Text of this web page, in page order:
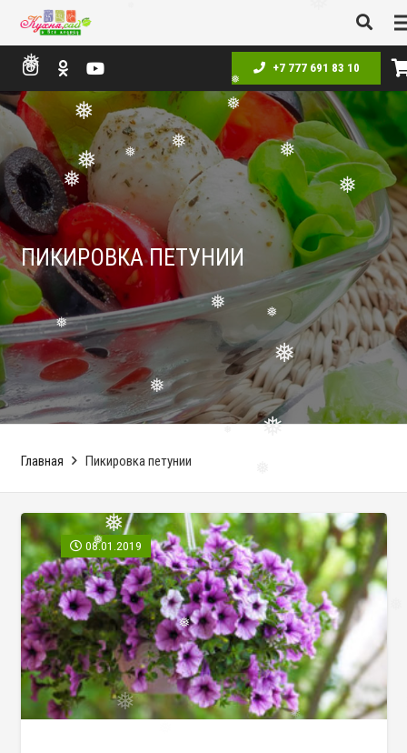
❅
❅
❅
❅
❅
❅
❅
❅
❅
❅
❅
❅
❅ ❅
❅
❅
❅
+7 777 691 83 10
ПИКИРОВКА ПЕТУНИИ
Главная Пикировка петунии
08.01.2019